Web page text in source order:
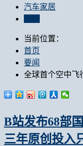
汽车家居
当前位置：
首页
要闻
全球首个空中飞
B站发布68部
三年原创投入